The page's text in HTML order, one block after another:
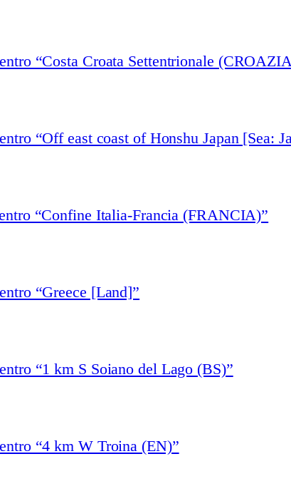
“Costa Croata Settentrionale
“Off east coast of Honshu Japan [Sea:
“Confine Italia-Francia (FRANCIA)”
“Greece [Land]”
“1 km S Soiano del Lago (BS)”
“4 km W Troina (EN)”